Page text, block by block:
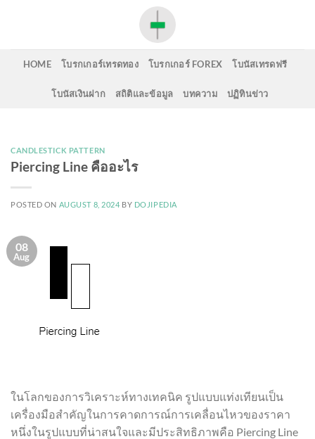
HOME โบรกเกอร์เทรดทอง โบรกเกอร์ FOREX โบนัสเทรดฟรี
โบนัสเงินฝาก สถิติและข้อมูล บทความ ปฏิทินข่าว
CANDLESTICK PATTERN
Piercing Line คืออะไร
POSTED ON AUGUST 8, 2024 BY DOJIPEDIA
08
Aug
ในโลกของการวิเคราะห์ทางเทคนิค รูปแบบแท่งเทียนเป็น
เครื่องมือสำคัญในการคาดการณ์การเคลื่อนไหวของราคา
หนึ่งในรูปแบบที่น่าสนใจและมีประสิทธิภาพคือ Piercing Line